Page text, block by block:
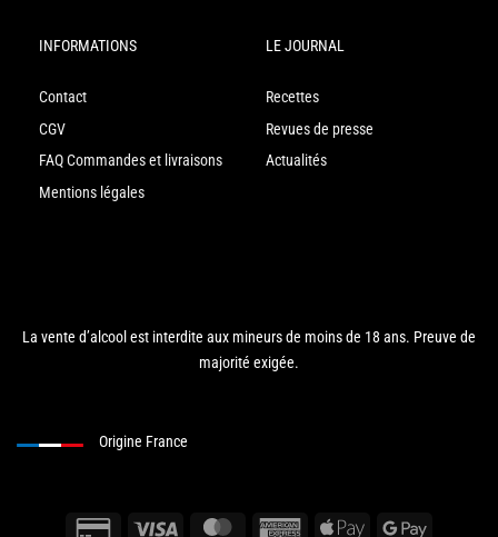
INFORMATIONS
Contact
CGV
FAQ Commandes et livraisons
Mentions légales
LE JOURNAL
Recettes
Revues de presse
Actualités
La vente d’alcool est interdite aux mineurs de moins de 18 ans. Preuve de
majorité exigée.
Origine France